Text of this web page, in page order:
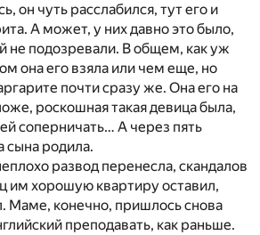
он чуть расслабился, тут его и
А может, у них давно это было,
не подозревали. В общем, как уж
она его взяла или чем еще, но
почти сразу же. Она его на
роскошная такая девица была,
соперничать… А через пять
сына родила.
развод перенесла, скандалов
им хорошую квартиру оставил,
Маме, конечно, пришлось снова
преподавать, как раньше.